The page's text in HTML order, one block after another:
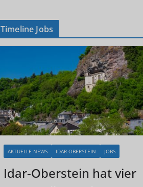
Timeline Jobs
AKTUELLE NEWS IDAR-OBERSTEIN JOBS
Idar-Oberstein hat vier